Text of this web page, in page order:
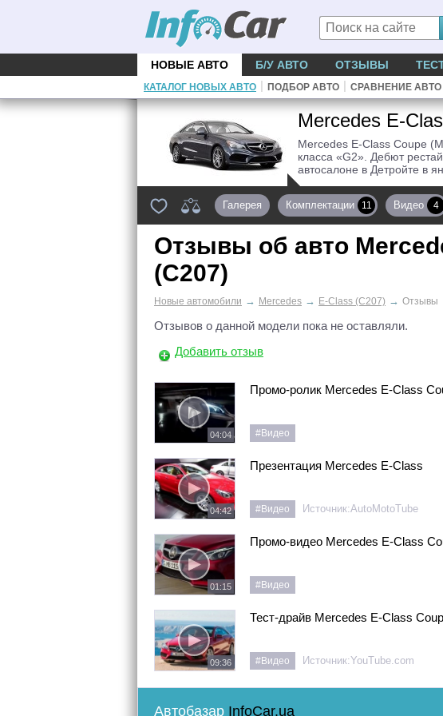
НОВЫЕ АВТО Б/У АВТО ОТЗЫВЫ
КАТАЛОГ НОВЫХ АВТО | ПОДБОР АВТО | СРАВНЕНИЕ АВТО
Mercedes E-
Mercedes E-Class Coupe
класса «G2». Дебют
автосалоне в Детройте в
Галерея Комплектации 11 Видео 4
Отзывы об авто
(C207)
Новые автомобили → Mercedes → E-Class (C207) → Отзывы
Отзывов о данной модели пока не оставляли.
Добавить отзыв
04:04
Промо-ролик Mercedes E-Class
#Видео
04:42
Презентация Mercedes E-Class
#Видео Источник:AutoMotoTube
01:15
Промо-видео Mercedes E-Class
#Видео
09:36
Тест-драйв Mercedes E-Class
#Видео Источник:YouTube.com
Автобазар InfoCar.ua